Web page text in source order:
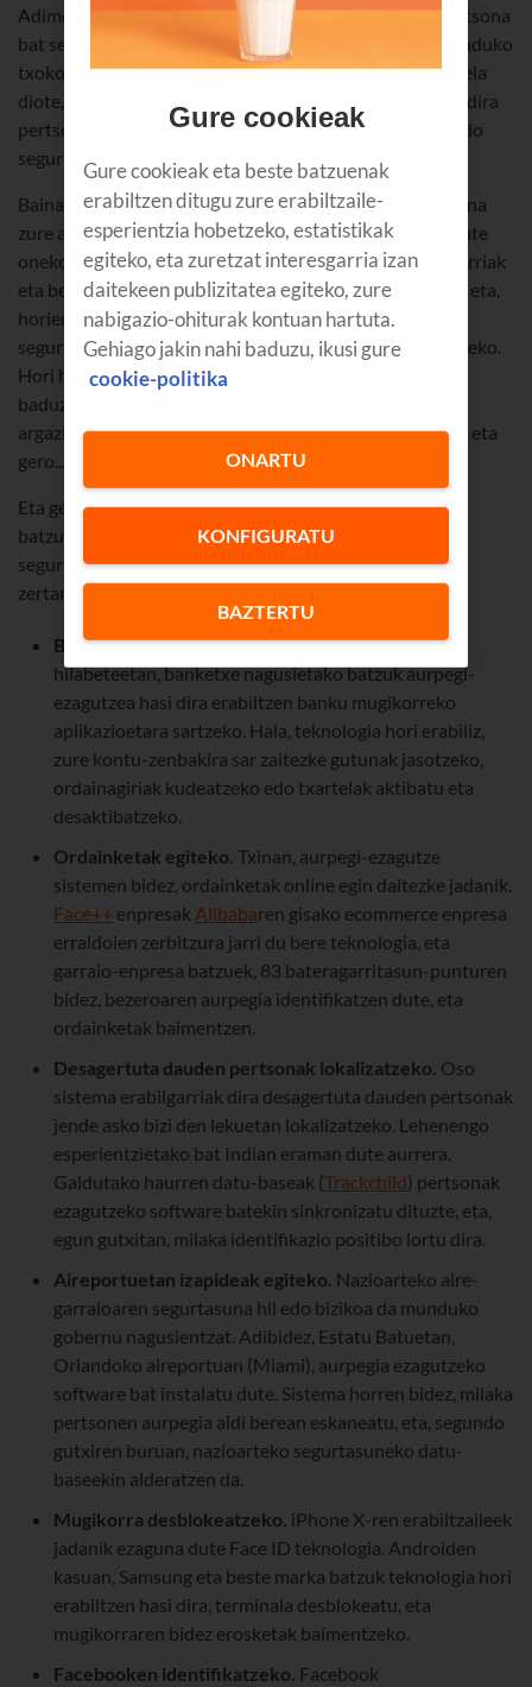
Adimen artifiziala duen tresna bat da, makina batek pertsona
bat segurtasunez ezagutzeko aukera ematen baitu. Munduko
txokoren batean gure berdin-berdina den norbait dagoela
diote, baina, egiaz, hatz-markak eta hazpegiak bakarrak dira
pertsona bakoitzean, eta, beraz, pasahitzak baino metodo
seguruagoak dira pertsonak ezagutzeko.
Baina zer gertatzen da zure nortasuna ordeztu nahi duena
zure ahizpa bikia bada? Gaur egungo sistemak oso kalitate
onekoak dira; aurpegi-sakoneraren mapak, irudi infragorriak
eta beste segurtasun-mekanismo batzuk izaten dituzte, eta,
horien bidez, zalantza txikiena izanez gero, softwareak
segurtasun-pasahitz bat eskatzen du nortasuna berresteko.
Hori horrela den egiaztatu nahi baduzu, baina bikirik ez
baduzu, erregistra ezazu sisteman bizarrarekin zauden
argazki bat, eta, ondoren, probatu berriro bizarra moztu eta
gero...
Eta gero eta seguruagoa denez, smartphone eta tableta
batzuen bitxikeria bat izatetik, banketxe batzuen
segurtasun-sistema izatera iritsi da. Jakin nahi duzu
zertarako erabil daitekeen?
Banketxeen aplikazioetara sartzeko.Azken
hilabeteetan, banketxe nagusietako batzuk aurpegi-
ezagutzea hasi dira erabiltzen banku mugikorreko
aplikazioetara sartzeko. Hala, teknologia hori erabiliz,
zure kontu-zenbakira sar zaitezke gutunak jasotzeko,
ordainagiriak kudeatzeko edo txartelak aktibatu eta
desaktibatzeko.
Ordainketak egiteko. Txinan, aurpegi-ezagutze
sistemen bidez, ordainketak online egin daitezke jadanik.
Face++ enpresak Alibabaren gisako ecommerce enpresa
erraldoien zerbitzura jarri du bere teknologia, eta
garraio-enpresa batzuek, 83 bateragarritasun-punturen
bidez, bezeroaren aurpegia identifikatzen dute, eta
ordainketak baimentzen.
Desagertuta dauden pertsonak lokalizatzeko. Oso
sistema erabilgarriak dira desagertuta dauden pertsonak
jende asko bizi den lekuetan lokalizatzeko. Lehenengo
esperientzietako bat Indian eraman dute aurrera.
Galdutako haurren datu-baseak (Trackchild) pertsonak
ezagutzeko software batekin sinkronizatu dituzte, eta,
egun gutxitan, milaka identifikazio positibo lortu dira.
Aireportuetan izapideak egiteko. Nazioarteko aire-
garraioaren segurtasuna hil edo bizikoa da munduko
gobernu nagusientzat. Adibidez, Estatu Batuetan,
Orlandoko aireportuan (Miami), aurpegia ezagutzeko
software bat instalatu dute. Sistema horren bidez, milaka
pertsonen aurpegia aldi berean eskaneatu, eta, segundo
gutxiren buruan, nazioarteko segurtasuneko datu-
baseekin alderatzen da.
Mugikorra desblokeatzeko. iPhone X-ren erabiltzaileek
jadanik ezaguna dute Face ID teknologia. Androiden
kasuan, Samsung eta beste marka batzuk teknologia hori
erabiltzen hasi dira, terminala desblokeatu, eta
mugikorraren bidez erosketak baimentzeko.
Facebooken identifikatzeko. Facebook
Gure cookieak
Gure cookieak eta beste batzuenak
erabiltzen ditugu zure erabiltzaile-
esperientzia hobetzeko, estatistikak
egiteko, eta zuretzat interesgarria izan
daitekeen publizitatea egiteko, zure
nabigazio-ohiturak kontuan hartuta.
Gehiago jakin nahi baduzu, ikusi gure
cookie-politika
KONFIGURATU
BAZTERTU
ONARTU